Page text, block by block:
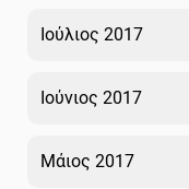
Ιούλιος 2017
Ιούνιος 2017
Μάιος 2017